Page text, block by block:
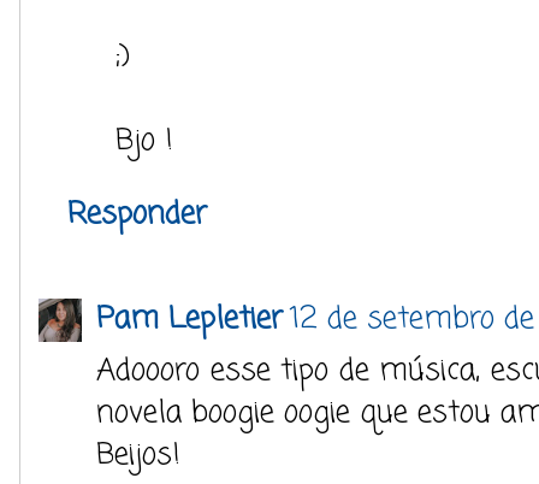
;)
Bjo !
Responder
Pam Lepletier12 de setembro
Adoooro esse tipo de música,
novela boogie oogie que estou
Beijos!